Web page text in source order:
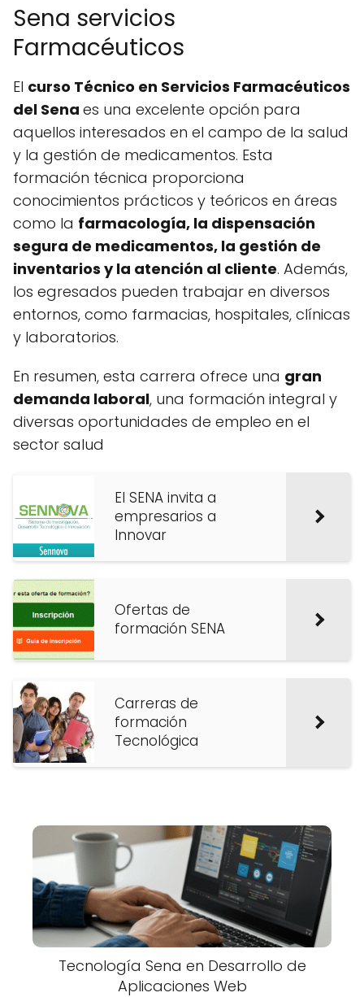
Sena servicios
Farmacéuticos
El curso Técnico en Servicios Farmacéuticos
del Sena es una excelente opción para
aquellos interesados en el campo de la salud
y la gestión de medicamentos. Esta
formación técnica proporciona
conocimientos prácticos y teóricos en áreas
como la farmacología, la dispensación
segura de medicamentos, la gestión de
inventarios y la atención al cliente. Además,
los egresados pueden trabajar en diversos
entornos, como farmacias, hospitales, clínicas
y laboratorios.
En resumen, esta carrera ofrece una gran
demanda laboral, una formación integral y
diversas oportunidades de empleo en el
sector salud
El SENA invita a
empresarios a
Innovar
Ofertas de
formación SENA
Carreras de
formación
Tecnológica
Tecnología Sena en Desarrollo de
Aplicaciones Web